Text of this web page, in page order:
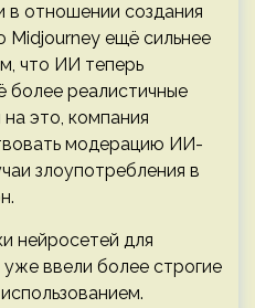
в отношении создания
ещё сильнее
что ИИ теперь
более реалистичные
это, компания
модерацию ИИ-
злоупотребления в
нейросетей для
ввели более строгие